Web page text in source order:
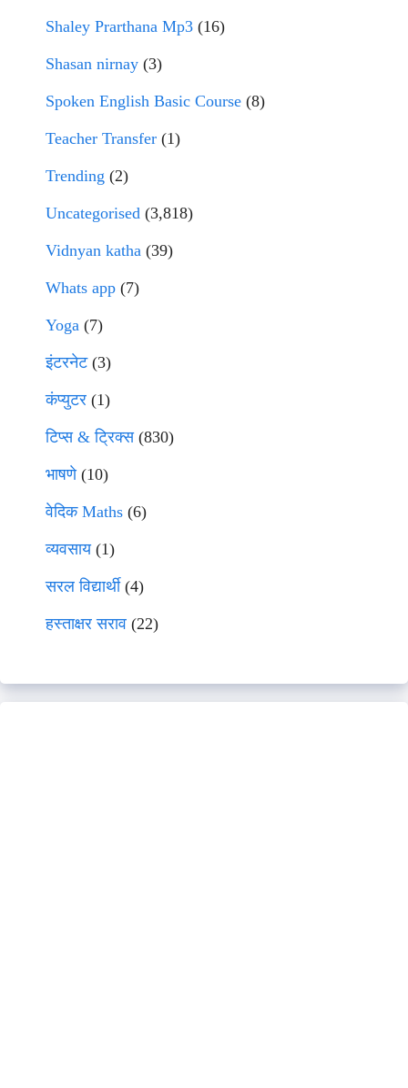
Shaley Prarthana Mp3 (16)
Shasan nirnay (3)
Spoken English Basic Course (8)
Teacher Transfer (1)
Trending (2)
Uncategorised (3,818)
Vidnyan katha (39)
Whats app (7)
Yoga (7)
इंटरनेट(3)
कंप्युटर (1)
टिप्स & ट्रिक्स(830)
भाषणे(10)
वेदिक Maths (6)
व्यवसाय(1)
सरल विद्यार्थी(4)
हस्ताक्षर सराव (22)